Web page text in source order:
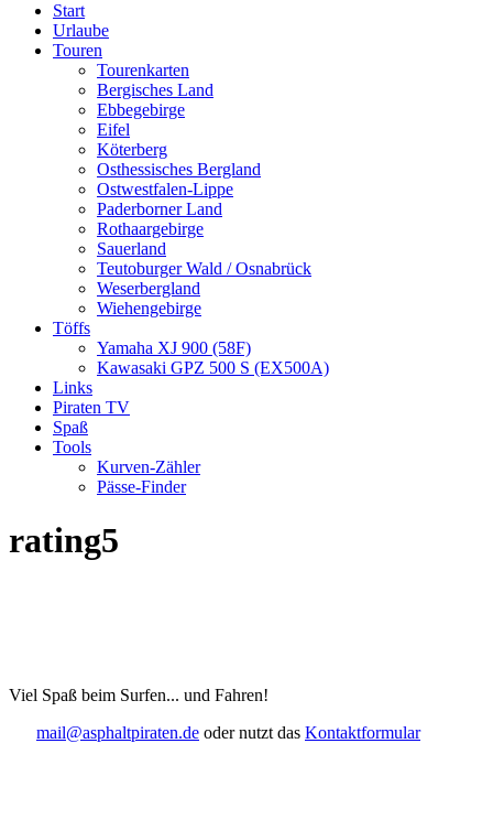
page
opens
page
opens
page
opens
Start
Urlaube
Touren
Tourenkarten
Bergisches Land
Ebbegebirge
Eifel
Köterberg
Osthessisches Bergland
Ostwestfalen-Lippe
Paderborner Land
Rothaargebirge
Sauerland
Teutoburger Wald / Osnabrück
Weserbergland
Wiehengebirge
Töffs
Yamaha XJ 900 (58F)
Kawasaki GPZ 500 S (EX500A)
Links
Piraten TV
Spaß
Tools
Kurven-Zähler
Pässe-Finder
rating5
Viel Spaß beim Surfen... und Fahren!
mail@asphaltpiraten.de oder nutzt das Kontaktformular